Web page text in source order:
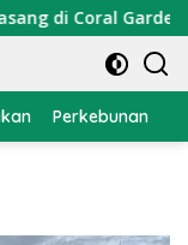
di Coral Garden
Perkebunan